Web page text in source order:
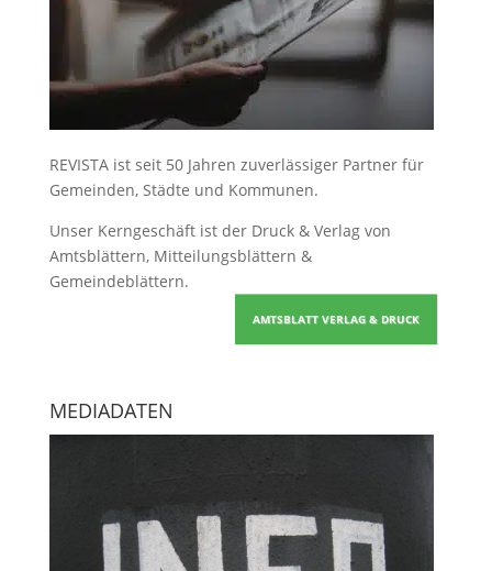
REVISTA ist seit 50 Jahren zuverlässiger Partner für
Gemeinden, Städte und Kommunen.
Unser Kerngeschäft ist der Druck & Verlag von
Amtsblättern, Mitteilungsblättern &
Gemeindeblättern.
AMTSBLATT VERLAG & DRUCK
MEDIADATEN